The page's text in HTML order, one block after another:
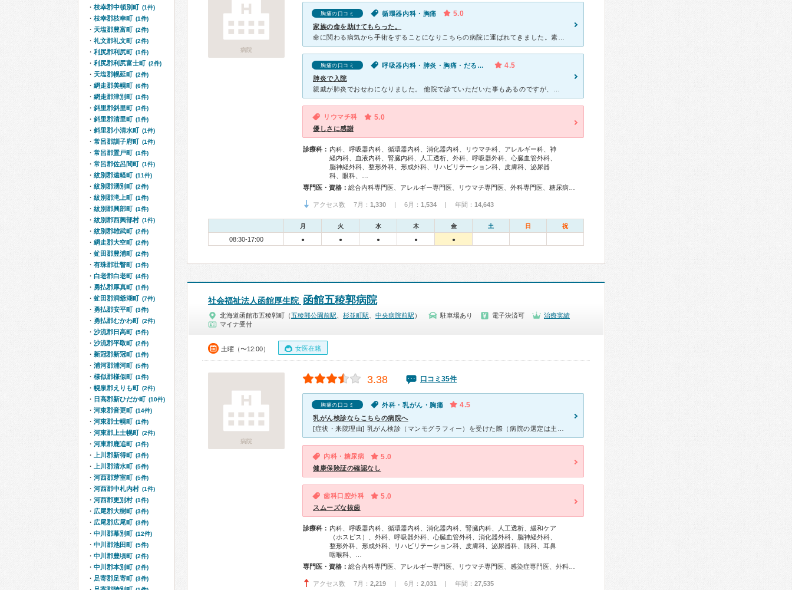
病院
胸痛の口コミ 循環器内科・胸痛 5.0
家族の命を助けてもらった。
胸痛の口コミ 呼吸器内科・肺炎・胸痛・だるい・動悸・息切れ・咳（セキ）・体調不良 4.5
肺炎で入院
リウマチ科 5.0
優しさに感謝
診療科： 内科、呼吸器内科、循環器内科、消化器内科、リウマチ科、アレルギー科、神
経内科、血液内科、腎臓内科、人工透析、外科、呼吸器外科、心臓血管外科、
脳神経外科、整形外科、形成外科、リハビリテーション科、皮膚科、泌尿器
科、眼科、…
専門医・資格：
アクセス数 7月： 1,330 | 6月： 1,534 | 年間： 14,643
月 火 水 木 金 土 日 祝
08:30-17:00 ● ● ● ● ●
社会福祉法人函館厚生院 函館五稜郭病院
北海道函館市五稜郭町（五稜郭公園前駅 杉並町駅 中央病院前駅 ） 駐車場あり 電子決済可
治療実績
マイナ受付
土曜（〜12:00） 女医在籍
病院
3.38 口コミ35件
胸痛の口コミ 外科・乳がん・胸痛 4.5
乳がん検診ならこちらの病院へ
内科・糖尿病 5.0
健康保険証の確認なし
歯科口腔外科 5.0
スムーズな抜歯
診療科： 内科、呼吸器内科、循環器内科、消化器内科、腎臓内科、人工透析、緩和ケア
（ホスピス）、外科、呼吸器外科、心臓血管外科、消化器外科、脳神経外科、
整形外科、形成外科、リハビリテーション科、皮膚科、泌尿器科、眼科、耳鼻
咽喉科、…
専門医・資格：
アクセス数 7月： 2,219 | 6月： 2,031 | 年間： 27,535
枝幸郡中頓別町 (1件)
枝幸郡枝幸町 (1件)
天塩郡豊富町 (2件)
礼文郡礼文町 (2件)
利尻郡利尻町 (1件)
利尻郡利尻富士町 (2件)
天塩郡幌延町 (2件)
網走郡美幌町 (6件)
網走郡津別町 (1件)
斜里郡斜里町 (3件)
斜里郡清里町 (1件)
斜里郡小清水町 (1件)
常呂郡訓子府町 (1件)
常呂郡置戸町 (1件)
常呂郡佐呂間町 (1件)
紋別郡遠軽町 (11件)
紋別郡湧別町 (2件)
紋別郡滝上町 (1件)
紋別郡興部町 (1件)
紋別郡西興部村 (1件)
紋別郡雄武町 (2件)
網走郡大空町 (2件)
虻田郡豊浦町 (2件)
有珠郡壮瞥町 (3件)
白老郡白老町 (4件)
勇払郡厚真町 (1件)
虻田郡洞爺湖町 (7件)
勇払郡安平町 (3件)
勇払郡むかわ町 (2件)
沙流郡日高町 (5件)
沙流郡平取町 (2件)
新冠郡新冠町 (1件)
浦河郡浦河町 (5件)
様似郡様似町 (1件)
幌泉郡えりも町 (2件)
日高郡新ひだか町 (10件)
河東郡音更町 (14件)
河東郡士幌町 (1件)
河東郡上士幌町 (2件)
河東郡鹿追町 (3件)
上川郡新得町 (3件)
上川郡清水町 (5件)
河西郡芽室町 (5件)
河西郡中札内村 (1件)
河西郡更別村 (1件)
広尾郡大樹町 (3件)
広尾郡広尾町 (3件)
中川郡幕別町 (12件)
中川郡池田町 (5件)
中川郡豊頃町 (2件)
中川郡本別町 (2件)
足寄郡足寄町 (3件)